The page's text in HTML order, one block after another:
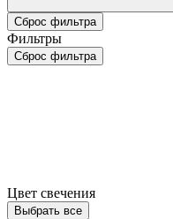
Сброс фильтра
Фильтры
Сброс фильтра
Цвет свечения
Выбрать все